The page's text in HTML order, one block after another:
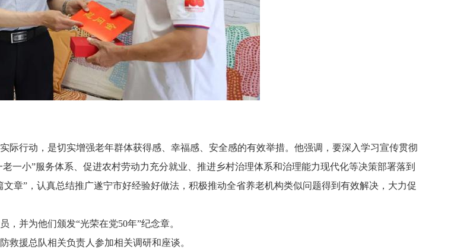
行动，是切实增强老年群体获得感、幸福感、安全感的有效举措。他强调，要深入学习宣传贯彻
一小”服务体系、促进农村劳动力充分就业、推进乡村治理体系和治理能力现代化等决策部署落到
章”，认真总结推广遂宁市好经验好做法，积极推动全省养老机构类似问题得到有效解决，大力促
并为他们颁发“光荣在党50年”纪念章。
援总队相关负责人参加相关调研和座谈。